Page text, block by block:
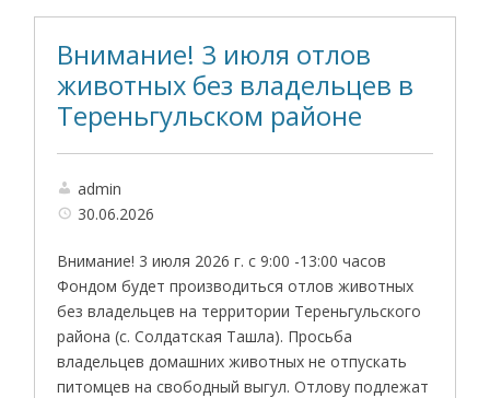
Внимание! 3 июля отлов
животных без владельцев в
Тереньгульском районе
admin
30.06.2026
Внимание! 3 июля 2026 г. с 9:00 -13:00 часов
Фондом будет производиться отлов животных
без владельцев на территории Тереньгульского
района (с. Солдатская Ташла). Просьба
владельцев домашних животных не отпускать
питомцев на свободный выгул. Отлову подлежат